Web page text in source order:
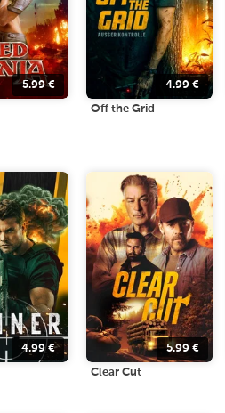
5.99€ 4.99 €
Off the Grid
4.99€ 5.99 €
Clear Cut